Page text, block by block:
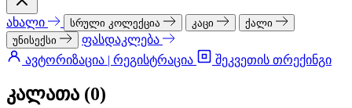
ახალი სრული კოლექცია კაცი
ქალი
უნისექსი
ფასდაკლება
ავტორიზაცია | რეგისტრაცია
შეკვეთის თრექინგი
კალათა (0)